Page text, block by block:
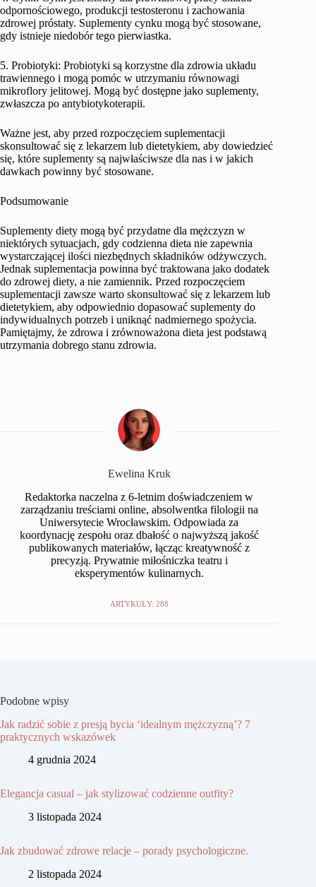
odpornościowego, produkcji testosteronu i zachowania
zdrowej próstaty. Suplementy cynku mogą być stosowane,
gdy istnieje niedobór tego pierwiastka.
5. Probiotyki: Probiotyki są korzystne dla zdrowia układu
trawiennego i mogą pomóc w utrzymaniu równowagi
mikroflory jelitowej. Mogą być dostępne jako suplementy,
zwłaszcza po antybiotykoterapii.
Ważne jest, aby przed rozpoczęciem suplementacji
skonsultować się z lekarzem lub dietetykiem, aby dowiedzieć
się, które suplementy są najwłaściwsze dla nas i w jakich
dawkach powinny być stosowane.
Podsumowanie
Suplementy diety mogą być przydatne dla mężczyzn w
niektórych sytuacjach, gdy codzienna dieta nie zapewnia
wystarczającej ilości niezbędnych składników odżywczych.
Jednak suplementacja powinna być traktowana jako dodatek
do zdrowej diety, a nie zamiennik. Przed rozpoczęciem
suplementacji zawsze warto skonsultować się z lekarzem lub
dietetykiem, aby odpowiednio dopasować suplementy do
indywidualnych potrzeb i uniknąć nadmiernego spożycia.
Pamiętajmy, że zdrowa i zrównoważona dieta jest podstawą
utrzymania dobrego stanu zdrowia.
Ewelina Kruk
Redaktorka naczelna z 6-letnim doświadczeniem w
zarządzaniu treściami online, absolwentka filologii na
Uniwersytecie Wrocławskim. Odpowiada za
koordynację zespołu oraz dbałość o najwyższą jakość
publikowanych materiałów, łącząc kreatywność z
precyzją. Prywatnie miłośniczka teatru i
eksperymentów kulinarnych.
ARTYKUŁY: 288
Podobne wpisy
Jak radzić sobie z presją bycia ‘idealnym mężczyzną’? 7
praktycznych wskazówek
4 grudnia 2024
Elegancja casual – jak stylizować codzienne outfity?
3 listopada 2024
Jak zbudować zdrowe relacje – porady psychologiczne.
2 listopada 2024